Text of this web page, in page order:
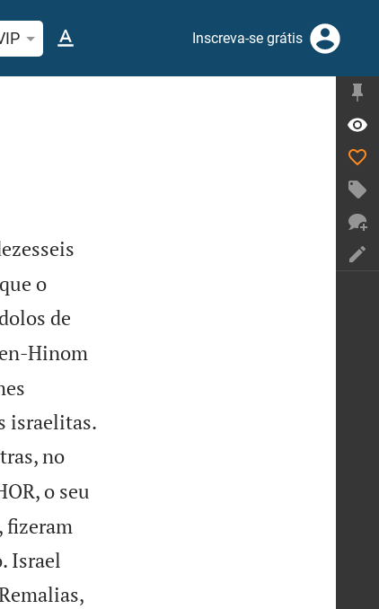
passagem da Bíblia ou termosInscreva-se grátis
o
de
Hinom
israelitas.
no
o seu
fizeram
Israel